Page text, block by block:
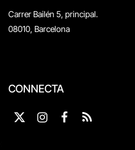
Carrer Bailén 5, principal.
08010, Barcelona
CONNECTA
X
InstagramFacebook
RSS